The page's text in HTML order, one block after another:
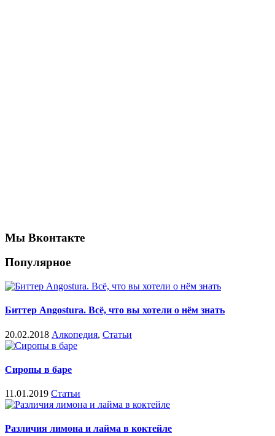
Мы Вконтакте
Популярное
Биттер Angostura. Всё, что вы хотели о нём знать
20.02.2018 Алкопедия, Статьи
Сиропы в баре
11.01.2019 Статьи
Различия лимона и лайма в коктейле